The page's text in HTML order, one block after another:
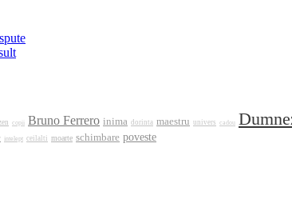
copii Bruno Ferrero inima dorinta maestru univers cadou
intelept ceilalti moarte schimbare poveste